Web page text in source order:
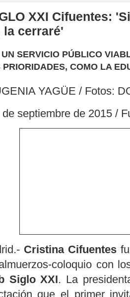
XXI Cifuentes:
la cerraré'
SERVICIO PÚBLICO
PRIORIDADES, COMO LA
YAGÜE / Fotos:
septiembre de 2015 /
Cristina Cifuentes
coloquio con
Siglo XXI. La
que el primer